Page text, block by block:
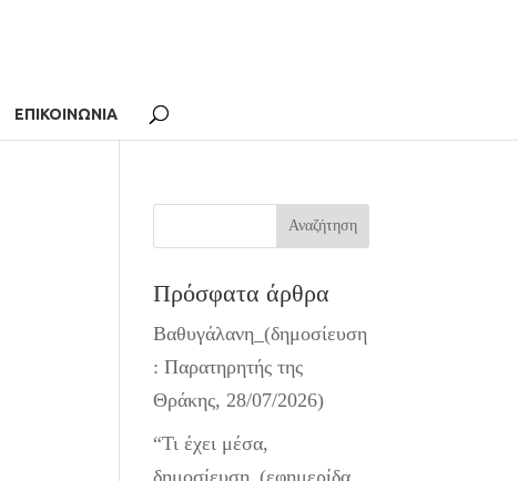
ΕΠΙΚΟΙΝΩΝΙΑ
Πρόσφατα άρθρα
Βαθυγάλανη_(δημοσίευση
: Παρατηρητής της
Θράκης, 28/07/2026)
“Τι έχει μέσα,
δημοσίευση_(εφημερίδα